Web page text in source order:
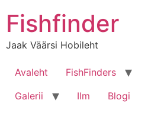
sisu
juurde
Fishfinder
Jaak Väärsi Hobileht
Avaleht FishFinders
Galerii
Ilm Blogi